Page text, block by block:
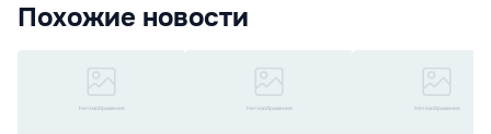
Похожие новости